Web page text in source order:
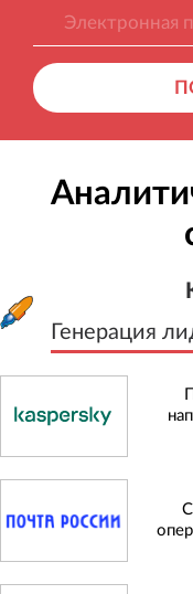
Генерация